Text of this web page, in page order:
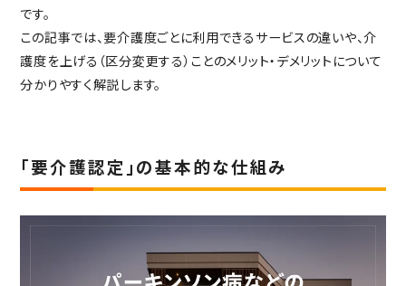
スーパーコートのサービス
パーキンソン病専門施設とは
コラム
実務経験証明書発行の
手続きについて
です。
この記事では、要介護度ごとに利用できるサービスの違いや、介
護度を上げる（区分変更する）ことのメリット・デメリットについて
分かりやすく解説します。
「要介護認定」の基本的な仕組み